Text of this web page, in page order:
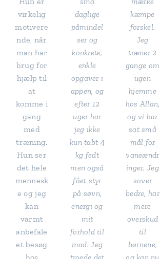
virkelig
motivere
nde, når
man har
brug for
hjælp til
at
komme i
gang
med
træning.
Hun ser
det hele
mennesk
e og jeg
kan
varmt
anbefale
et besøg
daglige
påmindel
ser og
konkrete,
enkle
opgaver i
appen, og
efter 12
uger har
jeg ikke
kun tabt 4
kg fedt
men også
fået styr
på søvn,
energi og
mit
forhold til
mad. Jeg
kæmpe
forskel.
Jeg
træner 2
gange om
ugen
hjemme
hos Allan,
og vi har
sat små
mål for
vaneændr
inger. Jeg
sover
bedre, har
mere
overskud
til
børnene,